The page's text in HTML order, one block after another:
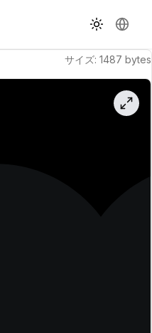
テーマ切替
言語
サイズ: 1487 bytes